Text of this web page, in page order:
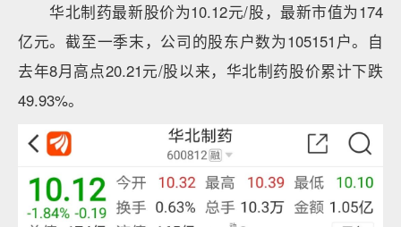
华北制药最新股价为10.12元/股，最新市值为174
亿元。截至一季末，公司的股东户数为105151户。自
去年8月高点20.21元/股以来，华北制药股价累计下跌
49.93%。